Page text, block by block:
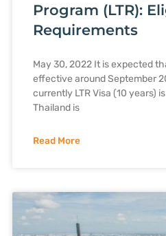
Program (LTR):
Requirements
May 30, 2022 It is expected
effective around September
currently LTR Visa (10 years)
Thailand is
Read More